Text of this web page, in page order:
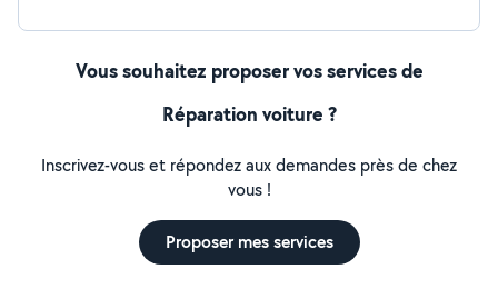
Vous souhaitez proposer vos services de
Réparation voiture ?
Inscrivez-vous et répondez aux demandes près de chez
vous !
Proposer mes services